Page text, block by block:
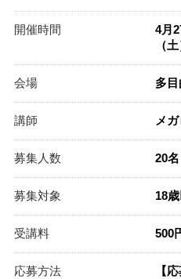
開催時間
4月
（
会場 多目
講師 メ
募集人数 20
募集対象 18
受講料 500
応募方法
【